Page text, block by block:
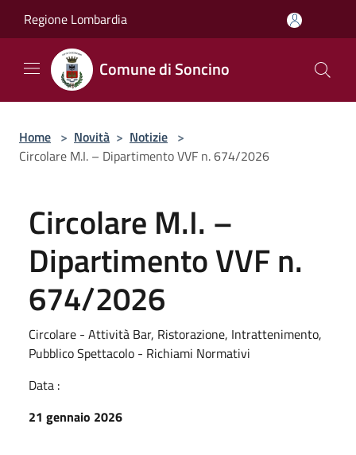
Regione Lombardia
Comune di Soncino
Home > Novità > Notizie >
Circolare M.I. – Dipartimento VVF n. 674/2026
Circolare M.I. –
Dipartimento VVF n.
674/2026
Circolare - Attività Bar, Ristorazione, Intrattenimento,
Pubblico Spettacolo - Richiami Normativi
Data :
21 gennaio 2026